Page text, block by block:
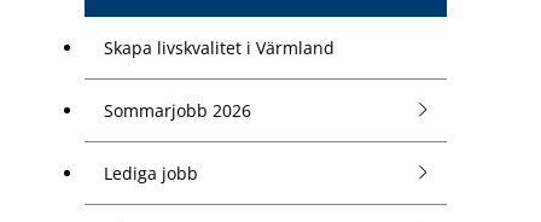
Skapa livskvalitet i Värmland
Sommarjobb 2026
Lediga jobb